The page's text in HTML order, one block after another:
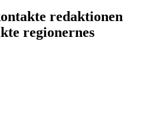
redaktionen
regionernes